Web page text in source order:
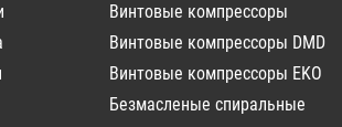
Винтовые компрессоры
Винтовые компрессоры DMD
Винтовые компрессоры EKO
Безмасленые спиральные